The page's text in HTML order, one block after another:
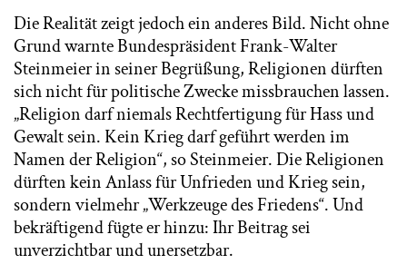
Die Realität zeigt jedoch ein anderes Bild. Nicht ohne
Grund warnte Bundespräsident Frank-Walter
Steinmeier in seiner Begrüßung, Religionen dürften
sich nicht für politische Zwecke missbrauchen lassen.
„Religion darf niemals Rechtfertigung für Hass und
Gewalt sein. Kein Krieg darf geführt werden im
Namen der Religion“, so Steinmeier. Die Religionen
dürften kein Anlass für Unfrieden und Krieg sein,
sondern vielmehr „Werkzeuge des Friedens“. Und
bekräftigend fügte er hinzu: Ihr Beitrag sei
unverzichtbar und unersetzbar.